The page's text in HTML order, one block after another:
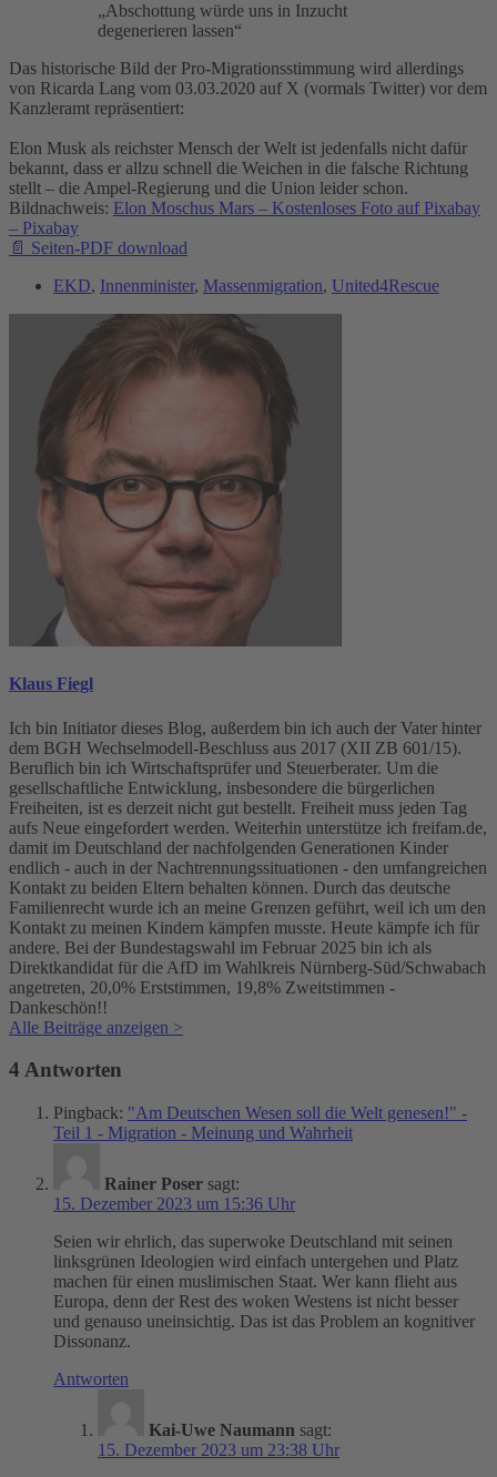
„Abschottung würde uns in Inzucht
degenerieren lassen“
Das historische Bild der Pro-Migrationsstimmung wird allerdings
von Ricarda Lang vom 03.03.2020 auf X (vormals Twitter) vor dem
Kanzleramt repräsentiert:
Elon Musk als reichster Mensch der Welt ist jedenfalls nicht dafür
bekannt, dass er allzu schnell die Weichen in die falsche Richtung
stellt – die Ampel-Regierung und die Union leider schon.
Bildnachweis: Elon Moschus Mars – Kostenloses Foto auf Pixabay
– Pixabay
📄 Seiten-PDF download
EKD, Innenminister, Massenmigration, United4Rescue
Klaus Fiegl
Ich bin Initiator dieses Blog, außerdem bin ich auch der Vater hinter
dem BGH Wechselmodell-Beschluss aus 2017 (XII ZB 601/15).
Beruflich bin ich Wirtschaftsprüfer und Steuerberater. Um die
gesellschaftliche Entwicklung, insbesondere die bürgerlichen
Freiheiten, ist es derzeit nicht gut bestellt. Freiheit muss jeden Tag
aufs Neue eingefordert werden. Weiterhin unterstütze ich freifam.de,
damit im Deutschland der nachfolgenden Generationen Kinder
endlich - auch in der Nachtrennungssituationen - den umfangreichen
Kontakt zu beiden Eltern behalten können. Durch das deutsche
Familienrecht wurde ich an meine Grenzen geführt, weil ich um den
Kontakt zu meinen Kindern kämpfen musste. Heute kämpfe ich für
andere. Bei der Bundestagswahl im Februar 2025 bin ich als
Direktkandidat für die AfD im Wahlkreis Nürnberg-Süd/Schwabach
angetreten, 20,0% Erststimmen, 19,8% Zweitstimmen -
Dankeschön!!
Alle Beiträge anzeigen >
4 Antworten
Pingback: "Am Deutschen Wesen soll die Welt genesen!" -
Teil 1 - Migration - Meinung und Wahrheit
Rainer Poser sagt:
15. Dezember 2023 um 15:36 Uhr
Seien wir ehrlich, das superwoke Deutschland mit seinen
linksgrünen Ideologien wird einfach untergehen und Platz
machen für einen muslimischen Staat. Wer kann flieht aus
Europa, denn der Rest des woken Westens ist nicht besser
und genauso uneinsichtig. Das ist das Problem an kognitiver
Dissonanz.
Antworten
Kai-Uwe Naumann sagt:
15. Dezember 2023 um 23:38 Uhr